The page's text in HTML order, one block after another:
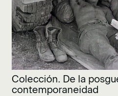
Colección. De la
contemporaneidad